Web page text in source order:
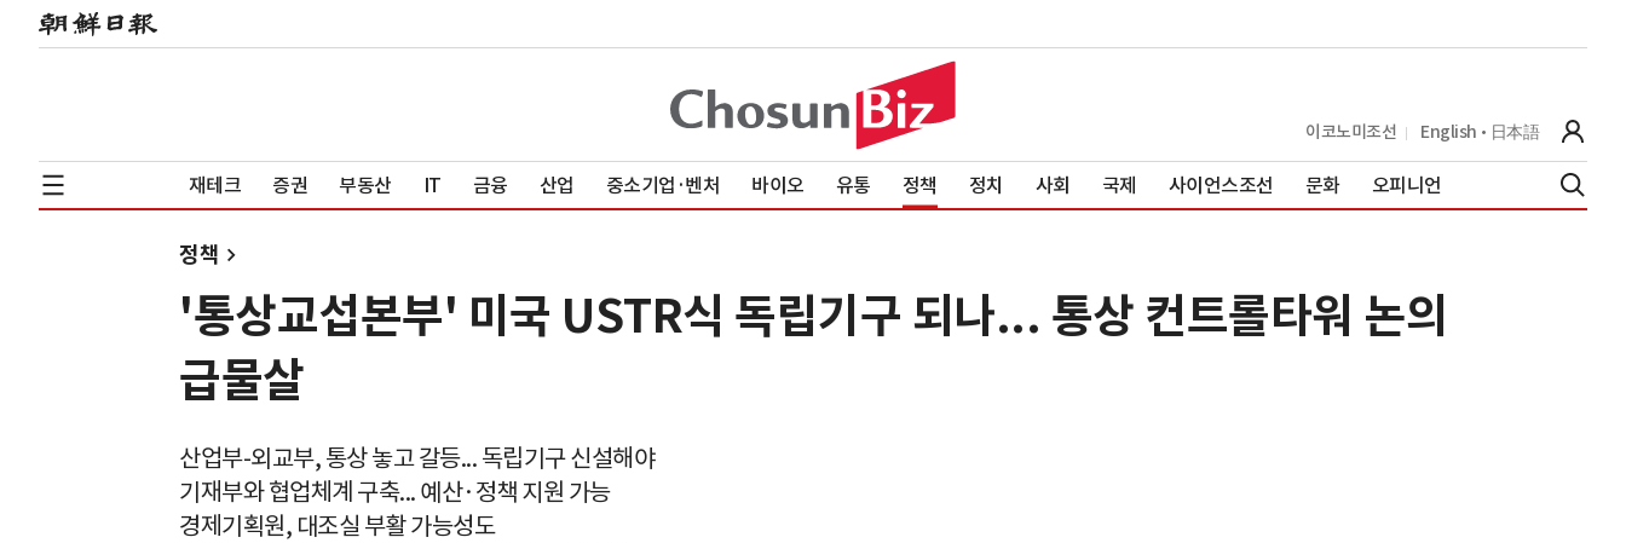
이코노미조선 English 日本語
재테크 증권 부동산 IT 금융 산업 중소기업·벤처 바이오 유통 정책 정치 사회 국제 사이언스조선 문화 오피니언
정책
'통상교섭본부' 미국 USTR식 독립기구 되나... 통상 컨트롤타워 논의
급물살
산업부-외교부, 통상 놓고 갈등... 독립기구 신설해야
기재부와 협업체계 구축... 예산·정책 지원 가능
경제기획원, 대조실 부활 가능성도